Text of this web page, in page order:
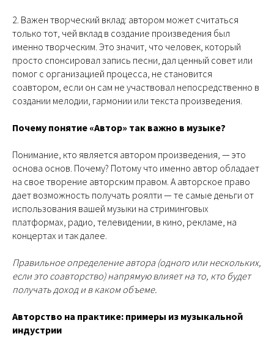
2. Важен творческий вклад: автором может считаться
только тот, чей вклад в создание произведения был
именно творческим. Это значит, что человек, который
просто спонсировал запись песни, дал ценный совет или
помог с организацией процесса, не становится
соавтором, если он сам не участвовал непосредственно в
создании мелодии, гармонии или текста произведения.
Почему понятие «Автор» так важно в музыке?
Понимание, кто является автором произведения, — это
основа основ. Почему? Потому что именно автор обладает
на свое творение авторским правом. А авторское право
дает возможность получать роялти — те самые деньги от
использования вашей музыки на стриминговых
платформах, радио, телевидении, в кино, рекламе, на
концертах и так далее.
Правильное определение автора (одного или нескольких,
если это соавторство) напрямую влияет на то, кто будет
получать доход и в каком объеме.
Авторство на практике: примеры из музыкальной
индустрии